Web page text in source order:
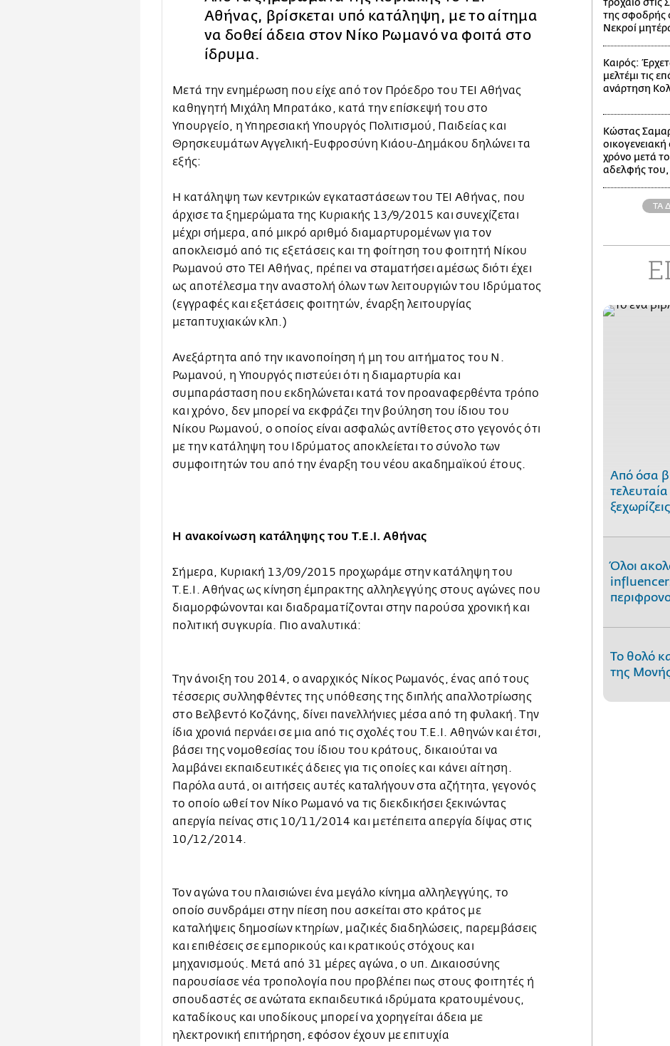
Αθήνας, βρίσκεται υπό κατάληψη, με το αίτημα
να δοθεί άδεια στον Νίκο Ρωμανό να φοιτά στο
ίδρυμα.
Μετά την ενημέρωση που είχε από τον Πρόεδρο του ΤΕΙ Αθήνας
καθηγητή Μιχάλη Μπρατάκο, κατά την επίσκεψή του στο
Υπουργείο, η Υπηρεσιακή Υπουργός Πολιτισμού, Παιδείας και
Θρησκευμάτων Αγγελική-Ευφροσύνη Κιάου-Δημάκου δηλώνει τα
εξής:
Η κατάληψη των κεντρικών εγκαταστάσεων του ΤΕΙ Αθήνας, που
άρχισε τα ξημερώματα της Κυριακής 13/9/2015 και συνεχίζεται
μέχρι σήμερα, από μικρό αριθμό διαμαρτυρομένων για τον
αποκλεισμό από τις εξετάσεις και τη φοίτηση του φοιτητή Νίκου
Ρωμανού στο ΤΕΙ Αθήνας, πρέπει να σταματήσει αμέσως διότι έχει
ως αποτέλεσμα την αναστολή όλων των λειτουργιών του Ιδρύματος
(εγγραφές και εξετάσεις φοιτητών, έναρξη λειτουργίας
μεταπτυχιακών κλπ.)
Ανεξάρτητα από την ικανοποίηση ή μη του αιτήματος του Ν.
Ρωμανού, η Υπουργός πιστεύει ότι η διαμαρτυρία και
συμπαράσταση που εκδηλώνεται κατά τον προαναφερθέντα τρόπο
και χρόνο, δεν μπορεί να εκφράζει την βούληση του ίδιου του
Νίκου Ρωμανού, ο οποίος είναι ασφαλώς αντίθετος στο γεγονός ότι
με την κατάληψη του Ιδρύματος αποκλείεται το σύνολο των
συμφοιτητών του από την έναρξη του νέου ακαδημαϊκού έτους.
Η ανακοίνωση κατάληψης του Τ.Ε.Ι. Αθήνας
Σήμερα, Κυριακή 13/09/2015 προχωράμε στην κατάληψη του
Τ.Ε.Ι. Αθήνας ως κίνηση έμπρακτης αλληλεγγύης στους αγώνες που
διαμορφώνονται και διαδραματίζονται στην παρούσα χρονική και
πολιτική συγκυρία. Πιο αναλυτικά:
Την άνοιξη του 2014, ο αναρχικός Νίκος Ρωμανός, ένας από τους
τέσσερις συλληφθέντες της υπόθεσης της διπλής απαλλοτρίωσης
στο Βελβεντό Κοζάνης, δίνει πανελλήνιες μέσα από τη φυλακή. Την
ίδια χρονιά περνάει σε μια από τις σχολές του Τ.Ε.Ι. Αθηνών και έτσι,
βάσει της νομοθεσίας του ίδιου του κράτους, δικαιούται να
λαμβάνει εκπαιδευτικές άδειες για τις οποίες και κάνει αίτηση.
Παρόλα αυτά, οι αιτήσεις αυτές καταλήγουν στα αζήτητα, γεγονός
το οποίο ωθεί τον Νίκο Ρωμανό να τις διεκδικήσει ξεκινώντας
απεργία πείνας στις 10/11/2014 και μετέπειτα απεργία δίψας στις
10/12/2014.
Τον αγώνα του πλαισιώνει ένα μεγάλο κίνημα αλληλεγγύης, το
οποίο συνδράμει στην πίεση που ασκείται στο κράτος με
καταλήψεις δημοσίων κτηρίων, μαζικές διαδηλώσεις, παρεμβάσεις
και επιθέσεις σε εμπορικούς και κρατικούς στόχους και
μηχανισμούς. Μετά από 31 μέρες αγώνα, ο υπ. Δικαιοσύνης
παρουσίασε νέα τροπολογία που προβλέπει πως στους φοιτητές ή
σπουδαστές σε ανώτατα εκπαιδευτικά ιδρύματα κρατουμένους,
καταδίκους και υποδίκους μπορεί να χορηγείται άδεια με
ηλεκτρονική επιτήρηση, εφόσον έχουν με επιτυχία
τροχαίο στις
της σφοδρής
Νεκροί
Καιρός:
μελτέμι τις
ανάρτηση
Κώστας
χρόνο μετά
αδελφής του,
ΤΑ
Από όσα
ξεχωρίζεις
Όλοι
Το θολό
της